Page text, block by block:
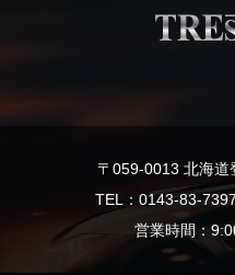
〒059-0013 北海
TEL：0143-83-
営業時間：